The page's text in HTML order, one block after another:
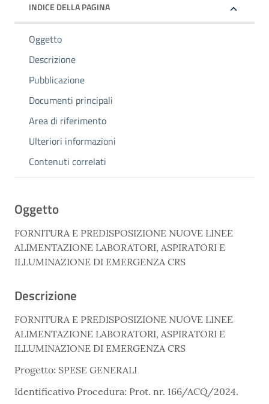
INDICE DELLA PAGINA
Oggetto
Descrizione
Pubblicazione
Documenti principali
Area di riferimento
Ulteriori informazioni
Contenuti correlati
Oggetto
FORNITURA E PREDISPOSIZIONE NUOVE LINEE
ALIMENTAZIONE LABORATORI, ASPIRATORI E
ILLUMINAZIONE DI EMERGENZA CRS
Descrizione
FORNITURA E PREDISPOSIZIONE NUOVE LINEE
ALIMENTAZIONE LABORATORI, ASPIRATORI E
ILLUMINAZIONE DI EMERGENZA CRS
Progetto: SPESE GENERALI
Identificativo Procedura: Prot. nr. 166/ACQ/2024.